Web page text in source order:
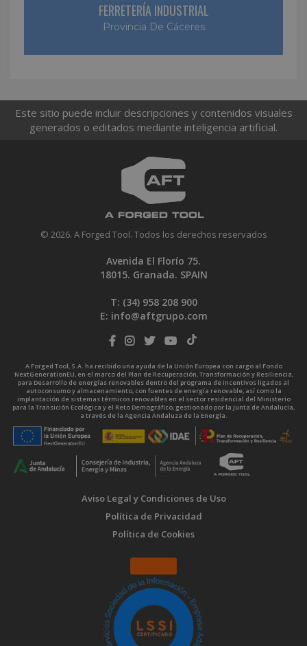
FERRETERÍA INDUSTRIAL
Provincia De Cáceres
Este sitio puede incluir descripciones y contenidos visuales
generados o editados mediante inteligencia artificial.
© 2026. A Forged Tool. Todos los derechos reservados
Avenida El Florío 75.
18015. Granada. SPAIN
T: (34) 958 208 900
E: info@aftgrupo.com
A Forged Tool, S.A. ha recibido una ayuda de la Unión Europea con cargo al Fondo
NextGenerationEU, en el marco del Plan de Recuperación, Transformación y Resiliencia,
para Desarrollo de energías renovables dentro del programa de incentivos ligados al
autoconsumo y almacenamiento, con fuentes de energía renovable, así como la
implantación de sistemas térmicos renovables en el sector residencial del Ministerio
para la Transición Ecológica y el Reto Demográfico, gestionado por la Junta de Andalucía,
a través de la Agencia Andaluza de la Energía.
Aviso Legal y Condiciones de Uso
Política de Privacidad
Política de Cookies